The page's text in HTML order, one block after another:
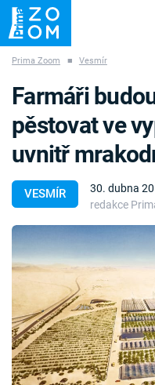
ZÁHADY VETŘELCI
Témata
Témata
Pořady
TV Program
Časopis
Prima Zoom ■ Vesmír
VESMÍR
30. dubna
redakce
Farmáři
pěstovat ve
uvnitř